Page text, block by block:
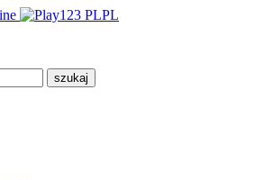
PL
szukaj